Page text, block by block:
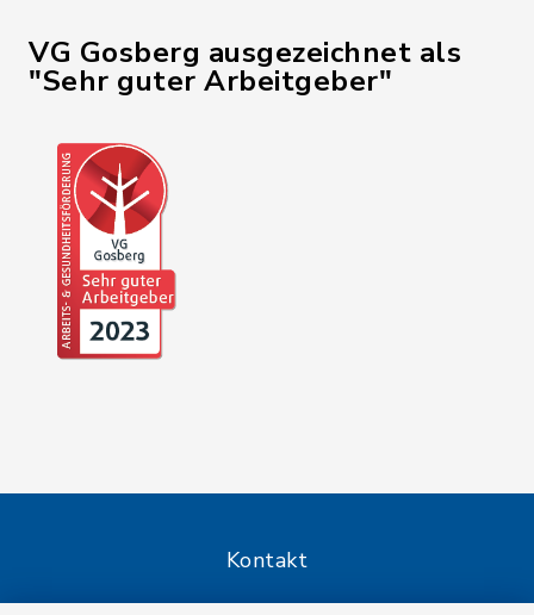
VG Gosberg ausgezeichnet als
"Sehr guter Arbeitgeber"
Kontakt